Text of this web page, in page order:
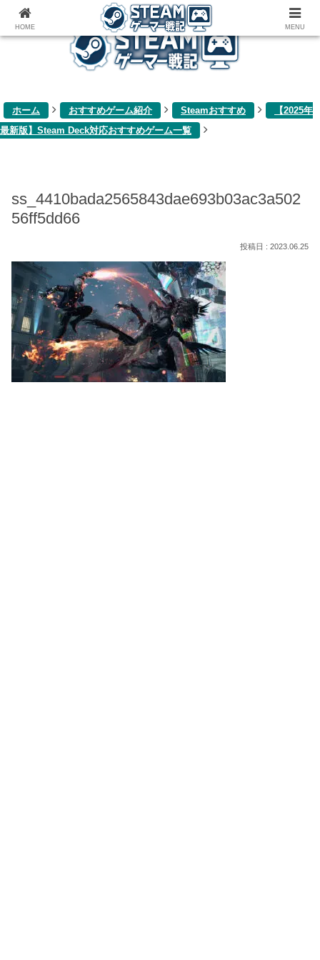
ゲーム関連雑記ブログ
ホーム おすすめゲーム紹介 Steamおすすめ
【2025年
最新版】Steam Deck対応おすすめゲーム一覧
ss_4410bada2565843dae693b03ac3a502
56ff5dd66
2023.06.25
HOME MENU